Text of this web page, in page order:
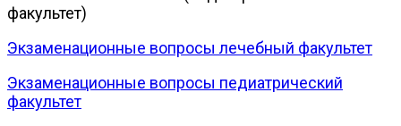
факультет)
Экзаменационные вопросы лечебный факультет
Экзаменационные вопросы педиатрический
факультет